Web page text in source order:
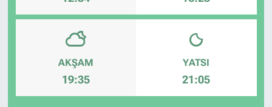
AKŞAM
19:35
YATSI
21:05